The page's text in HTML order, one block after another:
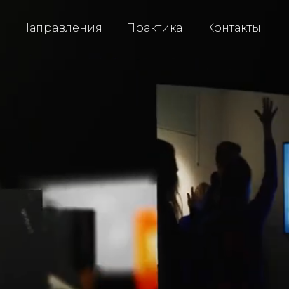
Направления Практика Контакты